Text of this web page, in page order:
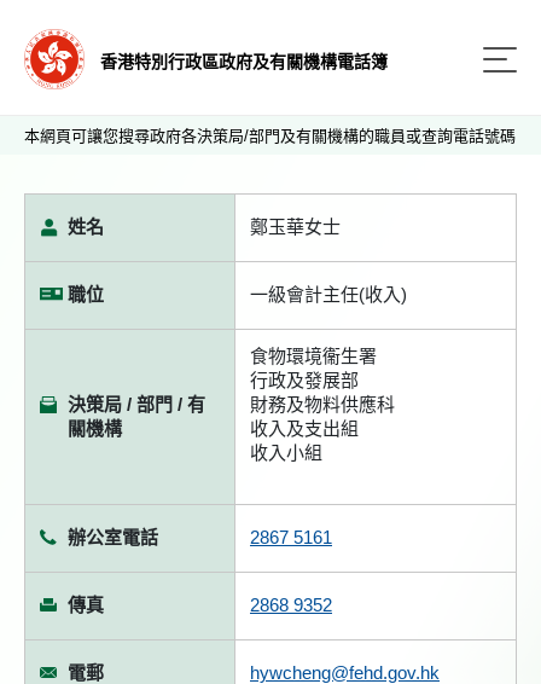
香港特別行政區政府及有關機構電話簿
本網頁可讓您搜尋政府各決策局/部門及有關機構的職員或查詢電話號碼
姓名 鄭玉華女士
職位 一級會計主任(收入)
決策局 / 部門 / 有
關機構
食物環境衞生署
行政及發展部
財務及物料供應科
收入及支出組
收入小組
辦公室電話 2867 5161
傳真 2868 9352
電郵 hywcheng@fehd.gov.hk